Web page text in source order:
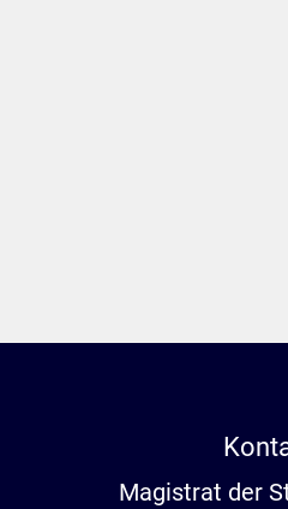
Magistrat der